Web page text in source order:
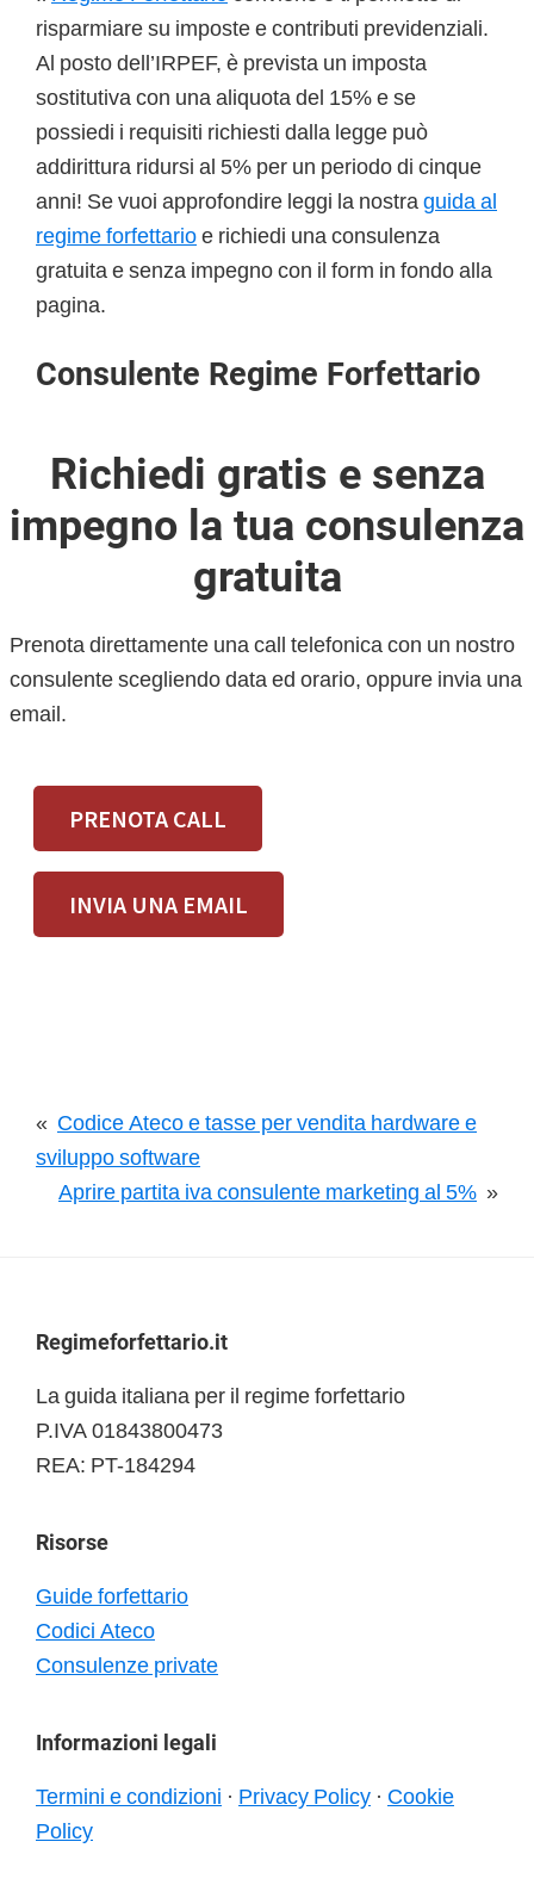
risparmiare su imposte e contributi previdenziali.
Al posto dell’IRPEF, è prevista un imposta
sostitutiva con una aliquota del 15% e se
possiedi i requisiti richiesti dalla legge può
addirittura ridursi al 5% per un periodo di cinque
anni! Se vuoi approfondire leggi la nostra guida al
regime forfettarioe richiedi una consulenza
gratuita e senza impegno con il form in fondo alla
pagina.
Consulente Regime Forfettario
Richiedi gratis e senza
impegno la tua consulenza
gratuita
Prenota direttamente una call telefonica con un nostro
consulente scegliendo data ed orario, oppure invia una
email.
PRENOTA CALL
INVIA UNA EMAIL
« Codice Ateco e tasse per vendita hardware e
sviluppo software
Aprire partita iva consulente marketing al 5% »
Footer
Regimeforfettario.it
La guida italiana per il regime forfettario
P.IVA 01843800473
REA: PT-184294
Risorse
Guide forfettario
Codici Ateco
Consulenze private
Informazioni legali
Termini e condizioni · Privacy Policy · Cookie
Policy